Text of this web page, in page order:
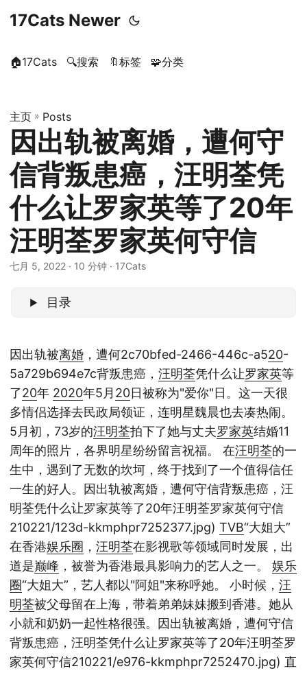
17Cats Newer
🏠17Cats 🔍搜索 🔖标签 🧩分类
主页 » Posts
因出轨被离婚，遭何守
信背叛患癌，汪明荃凭
什么让罗家英等了20年
汪明荃罗家英何守信
七月 5, 2022 · 10 分钟 · 17Cats
目录
因出轨被离婚 ，遭何2c70bfed-2466-446c-a520-
5a729b694e7c背叛患癌， 汪明荃凭什么让罗家英等
了20年 2020年5月 20日被称为"爱你"日。这一天很
多情侣选择去民政局领证，连明星魏晨也去凑热闹。
5月初，73岁的汪明荃拍下了她与丈夫罗家英结婚11
周年的照片，各界明星纷纷留言祝福。 在汪明荃的一
生中，遇到了无数的坎坷，终于找到了一个值得信任
一生的好人。因出轨被离婚，遭何守信背叛患癌，汪
明荃凭什么让罗家英等了20年汪明荃罗家英何守信
210221/123d-kkmphpr7252377.jpg) TVB“大姐大”
在香港娱乐圈 ， 汪明荃在影视歌等领域同时发展，出
道是巅峰 ，被誉为香港最具影响力的艺人之一。 娱乐
圈“大姐大”，艺人都以"阿姐"来称呼她。 小时候， 汪
明荃被父母留在上海，带着弟弟妹妹搬到香港。她从
小就和奶奶一起性格很强。因出轨被离婚，遭何守信
背叛患癌，汪明荃凭什么让罗家英等了20年汪明荃罗
家英何守信210221/e976-kkmphpr7252470.jpg) 直